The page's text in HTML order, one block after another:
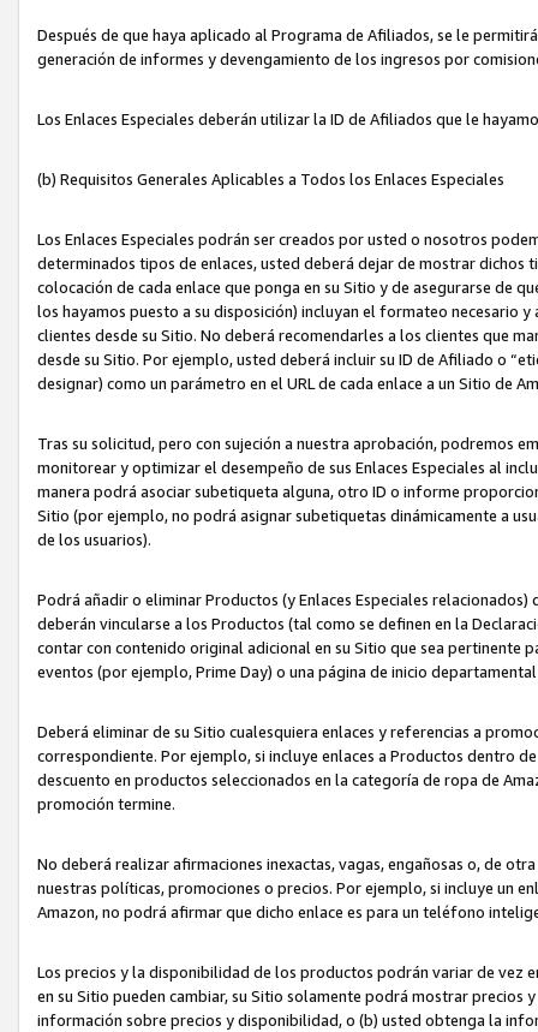
Después de que haya aplicado al Programa de Afiliados, se le
generación de informes y devengamiento de los ingresos por
Los Enlaces Especiales deberán utilizar la ID de Afiliados que le
(b) Requisitos Generales Aplicables a Todos los Enlaces Especiales
Los Enlaces Especiales podrán ser creados por usted o nosotros
determinados tipos de enlaces, usted deberá dejar de mostrar dichos
colocación de cada enlace que ponga en su Sitio y de asegurarse de
los hayamos puesto a su disposición) incluyan el formateo necesario
clientes desde su Sitio. No deberá recomendarles a los clientes que
desde su Sitio. Por ejemplo, usted deberá incluir su ID de Afiliado o
designar) como un parámetro en el URL de cada enlace a un Sitio de
Tras su solicitud, pero con sujeción a nuestra aprobación, podremos
monitorear y optimizar el desempeño de sus Enlaces Especiales al
manera podrá asociar subetiqueta alguna, otro ID o informe
Sitio (por ejemplo, no podrá asignar subetiquetas dinámicamente a
de los usuarios).
Podrá añadir o eliminar Productos (y Enlaces Especiales
deberán vincularse a los Productos (tal como se definen en la
contar con contenido original adicional en su Sitio que sea pertinente
eventos (por ejemplo, Prime Day) o una página de inicio
Deberá eliminar de su Sitio cualesquiera enlaces y referencias a
correspondiente. Por ejemplo, si incluye enlaces a Productos dentro
descuento en productos seleccionados en la categoría de ropa de
promoción termine.
No deberá realizar afirmaciones inexactas, vagas, engañosas o, de
nuestras políticas, promociones o precios. Por ejemplo, si incluye un
Amazon, no podrá afirmar que dicho enlace es para un teléfono
Los precios y la disponibilidad de los productos podrán variar de vez
en su Sitio pueden cambiar, su Sitio solamente podrá mostrar
información sobre precios y disponibilidad, o (b) usted obtenga la